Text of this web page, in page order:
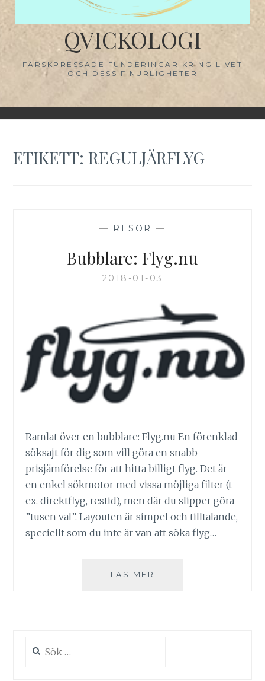
QVICKOLOGI
FÄRSKPRESSADE FUNDERINGAR KRING LIVET
OCH DESS FINURLIGHETER
ETIKETT:REGULJÄRFLYG
— RESOR —
Bubblare: Flyg.nu
2018-01-03
Ramlat över en bubblare: Flyg.nu En förenklad
söksajt för dig som vill göra en snabb
prisjämförelse för att hitta billigt flyg. Det är
en enkel sökmotor med vissa möjliga filter (t
ex. direktflyg, restid), men där du slipper göra
”tusen val”. Layouten är simpel och tilltalande,
speciellt som du inte är van att söka flyg…
LÄS MER
efter: